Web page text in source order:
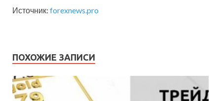
Источник: forexnews.pro
ПОХОЖИЕ ЗАПИСИ